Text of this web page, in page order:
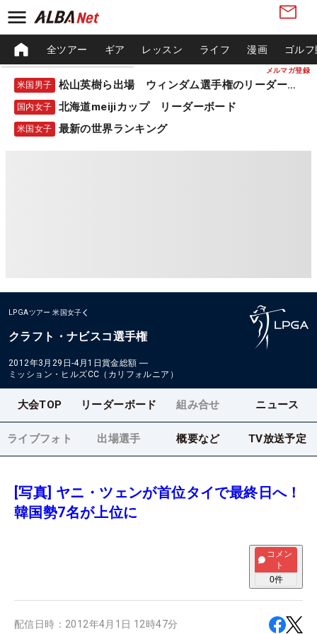
メルマガ登録
全ツアー ギア レッスン ライフ 漫画 ゴル
米国男子 松山英樹ら出場 ウィンダム選手権のリーダーボード
国内女子 北海道meijiカップ リーダーボード
米国女子 最新の世界ランキング
LPGAツアー 米国女子
クラフト・ナビスコ選手権
2012年3月29日-4月1日賞金総額 ―
ミッション・ヒルズCC（カリフォルニア）
大会TOP リーダーボード 組み合せ ニュース
ライブフォト 出場選手 概要など TV放送予定
[写真] ヤニ・ツェンが首位タイで最終日へ！
韓国勢7名が上位に
コメン
ト
0件
配信日時： 2012年4月1日 12時47分